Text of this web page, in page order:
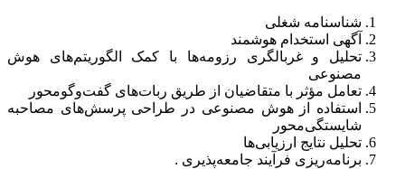
شناسنامه شغلی
آگهی استخدام هوشمند
تحلیل و غربالگری رزومه‌ها با کمک الگوریتم‌های هوش
مصنوعی
تعامل مؤثر با متقاضیان از طریق ربات‌های گفت‌وگومحور
استفاده از هوش مصنوعی در طراحی پرسش‌های مصاحبه
شایستگی‌محور
تحلیل نتایج ارزیابی‌ها
برنامه‌ریزی فرآیند جامعه‌پذیری .